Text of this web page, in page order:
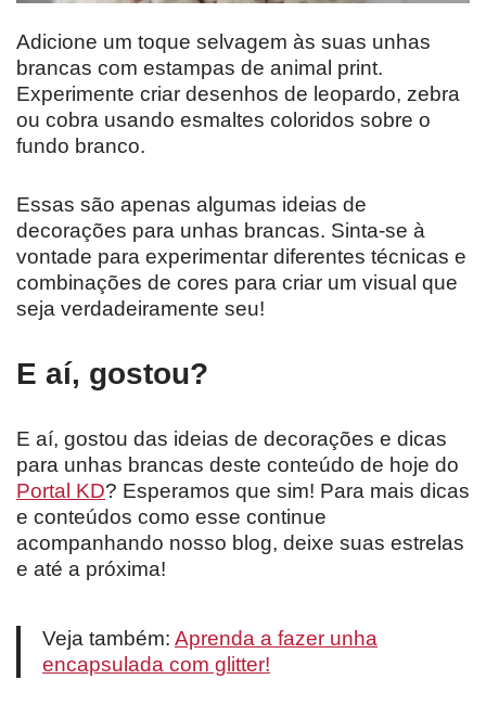
Adicione um toque selvagem às suas unhas
brancas com estampas de animal print.
Experimente criar desenhos de leopardo, zebra
ou cobra usando esmaltes coloridos sobre o
fundo branco.
Essas são apenas algumas ideias de
decorações para unhas brancas. Sinta-se à
vontade para experimentar diferentes técnicas e
combinações de cores para criar um visual que
seja verdadeiramente seu!
E aí, gostou?
E aí, gostou das ideias de decorações e dicas
para unhas brancas deste conteúdo de hoje do
Portal KD? Esperamos que sim! Para mais dicas
e conteúdos como esse continue
acompanhando nosso blog, deixe suas estrelas
e até a próxima!
Veja também: Aprenda a fazer unha
encapsulada com glitter!